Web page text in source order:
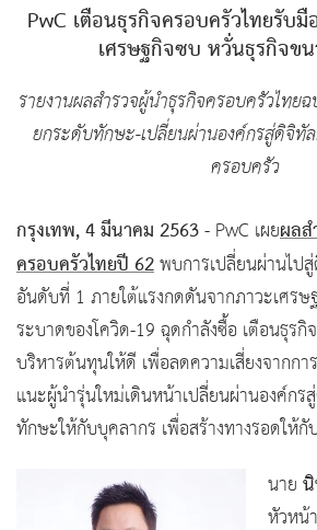
PwC เตือนธุรกิจครอบครัวไทยรับ
เศรษฐกิจซบ หวั่นธุรกิจข
รายงานผลสำรวจผู้นำธุรกิจครอบครัวไทย
ยกระดับทักษะ-เปลี่ยนผ่านองค์กรสู่ดิจิทั
ครอบครัว
กรุงเทพ, 4 มีนาคม 2563- PwC เผยผลส
ครอบครัวไทยปี 62พบการเปลี่ยนผ่านไป
อันดับที่ 1 ภายใต้แรงกดดันจากภาวะเศร
ระบาดของโควิด-19 ฉุดกำลังซื้อ เตือนธุรกิ
บริหารต้นทุนให้ดี เพื่อลดความเสี่ยงจากก
แนะผู้นำรุ่นใหม่เดินหน้าเปลี่ยนผ่านองค์ก
ทักษะให้กับบุคลากร เพื่อสร้างทางรอดให้กั
นาย
หัวหน้